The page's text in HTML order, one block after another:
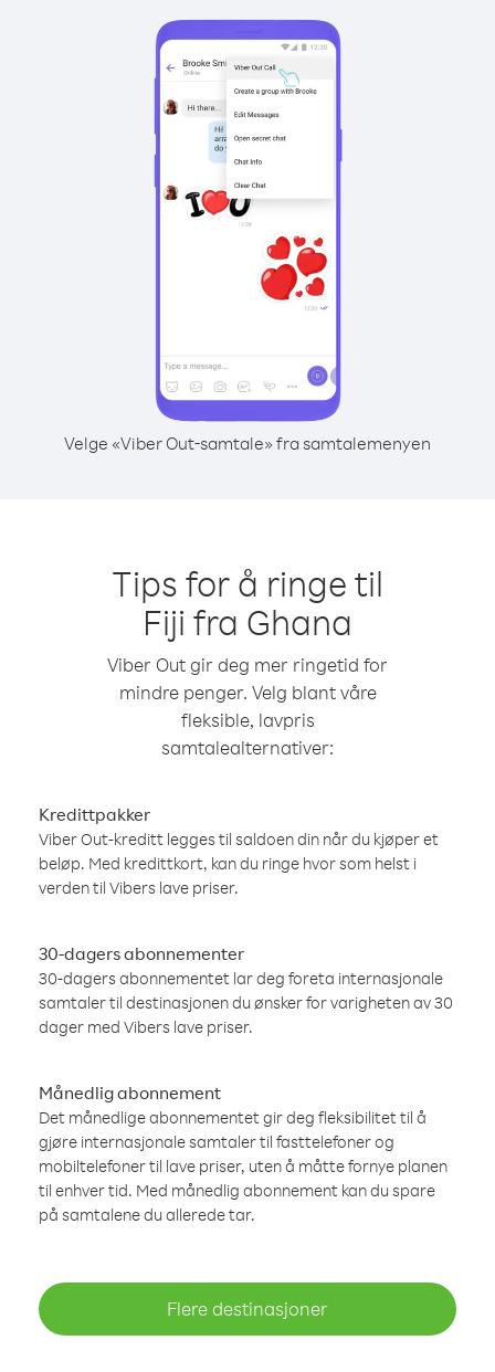
Velge «Viber Out-samtale» fra samtalemenyen
Tips for å ringe til
Fiji fra Ghana
Viber Out gir deg mer ringetid for
mindre penger. Velg blant våre
fleksible, lavpris
samtalealternativer:
Kredittpakker
Viber Out-kreditt legges til saldoen din når du kjøper et
beløp. Med kredittkort, kan du ringe hvor som helst i
verden til Vibers lave priser.
30-dagers abonnementer
30-dagers abonnementet lar deg foreta internasjonale
samtaler til destinasjonen du ønsker for varigheten av 30
dager med Vibers lave priser.
Månedlig abonnement
Det månedlige abonnementet gir deg fleksibilitet til å
gjøre internasjonale samtaler til fasttelefoner og
mobiltelefoner til lave priser, uten å måtte fornye planen
til enhver tid. Med månedlig abonnement kan du spare
på samtalene du allerede tar.
Flere destinasjoner